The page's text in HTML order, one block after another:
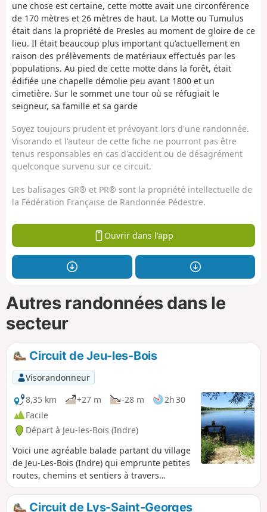
une chose est certaine, cette motte avait une circonférence
de 170 mètres et 26 mètres de haut. La Motte ou Tumulus
était dans la propriété de Presles au moment de gloire de ce
lieu. Il était beaucoup plus important qu’actuellement en
raison des prélèvements de matériaux effectués par les
populations. Au pied de cette motte dans la forêt, était
édifiée une chapelle démolie peu avant 1800 et un
cimetière. Sur le sommet une tour où se réfugiait le
seigneur, sa famille et sa garde
Soyez toujours prudent et prévoyant lors d'une randonnée.
Visorando et l'auteur de cette fiche ne pourront pas être
tenus responsables en cas d'accident ou de désagrément
quelconque survenu sur ce circuit.
Les balisages GR® et PR® sont la propriété intellectuelle de
la Fédération Française de Randonnée Pédestre.
Ouvrir dans l'app
Autres randonnées dans le
secteur
Circuit de Jeu-les-Bois
Visorandonneur
8,35 km
+27 m -28 m
2h 30
Facile
Départ à Jeu-les-Bois (Indre)
Voici une agréable balade partant du village
de Jeu-Les-Bois (Indre) qui emprunte petites
routes, chemins et sentiers à travers
champs, prairies et forêts autour de l’Étang
de Lys-Saint-Georges.
Circuit de Lys-Saint-Georges